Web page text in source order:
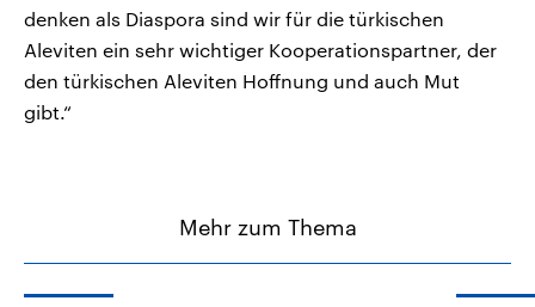
denken als Diaspora sind wir für die türkischen
Aleviten ein sehr wichtiger Kooperationspartner, der
den türkischen Aleviten Hoffnung und auch Mut
gibt.“
Mehr zum Thema